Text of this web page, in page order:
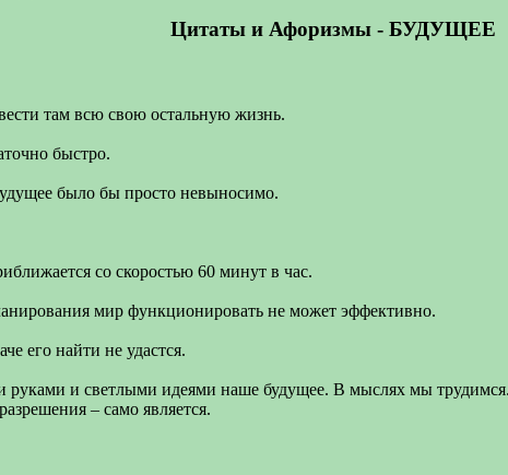
Цитаты и Афоризмы - БУДУЩЕЕ
там всю свою остальную жизнь.
быстро.
было бы просто невыносимо.
со скоростью 60 минут в час.
мир функционировать не может эффективно.
его найти не удастся.
и светлыми идеями наше будущее. В мыслях мы
– само является.